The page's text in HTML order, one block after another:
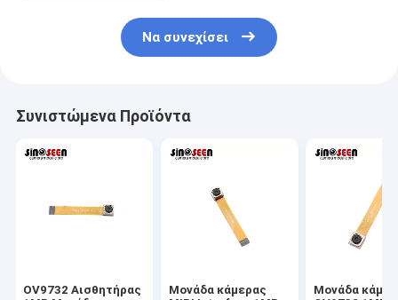
Να συνεχίσει
Συνιστώμενα Προϊόντα
OV9732 Αισθητήρας
Μονάδα κάμερας
Μονάδα